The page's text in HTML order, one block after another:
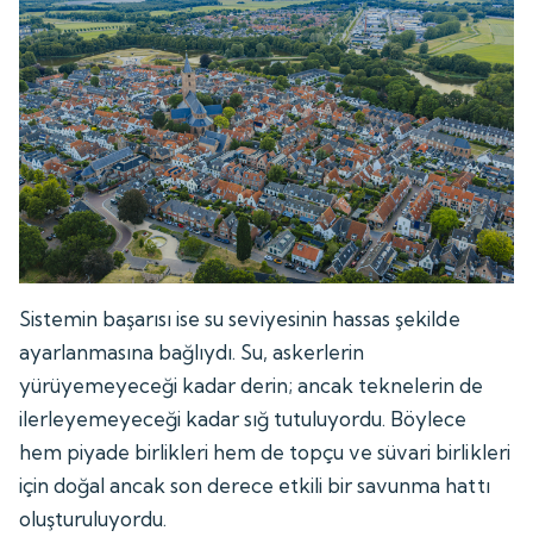
Sistemin başarısı ise su seviyesinin hassas şekilde
ayarlanmasına bağlıydı. Su, askerlerin
yürüyemeyeceği kadar derin; ancak teknelerin de
ilerleyemeyeceği kadar sığ tutuluyordu. Böylece
hem piyade birlikleri hem de topçu ve süvari birlikleri
için doğal ancak son derece etkili bir savunma hattı
oluşturuluyordu.